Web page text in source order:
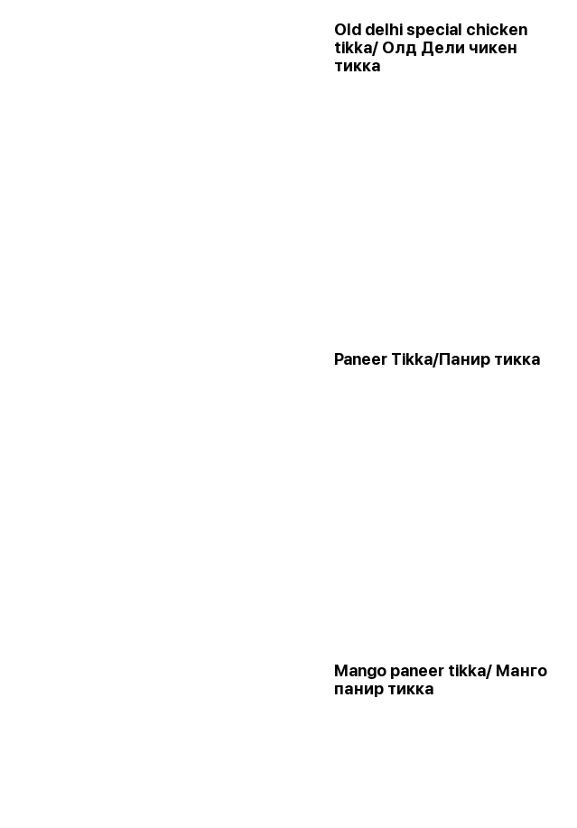
Old delhi special chicken
tikka/ Олд Дели чикен
тикка
Paneer Tikka/Панир тикка
Mango paneer tikka/ Манго
панир тикка